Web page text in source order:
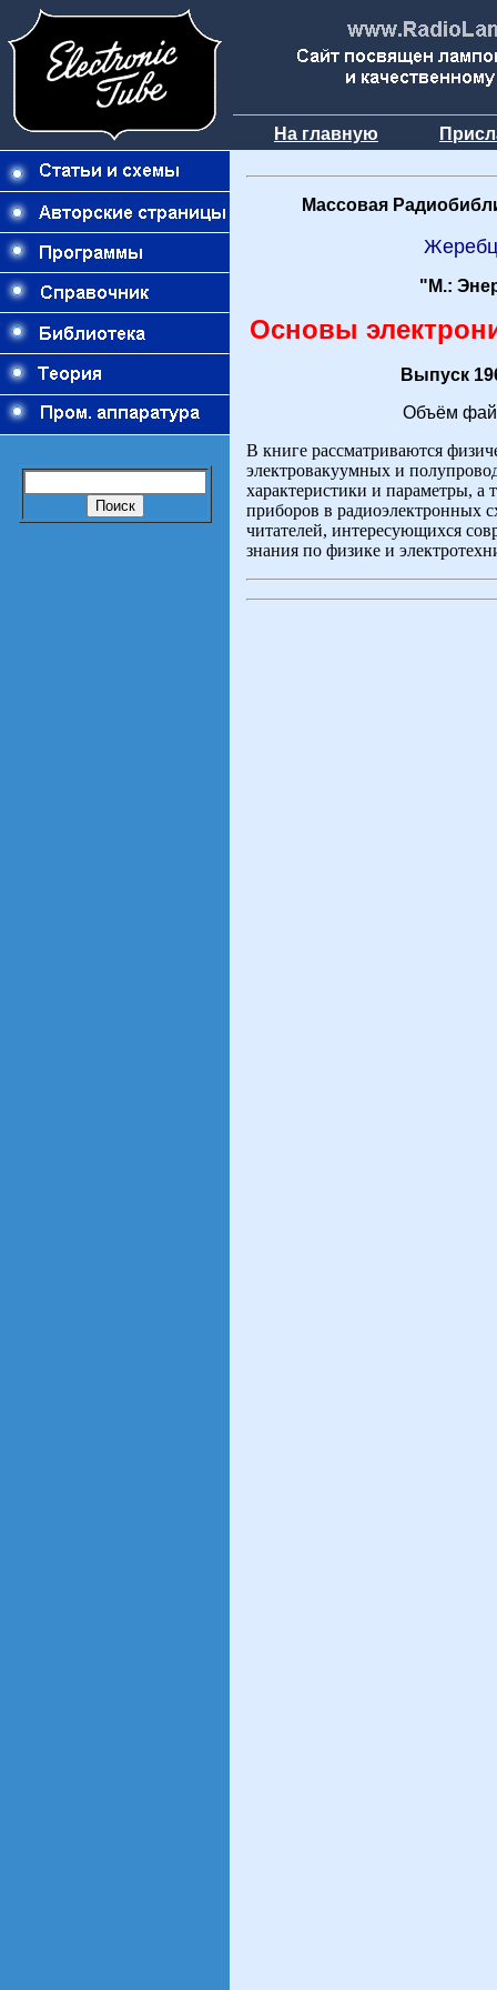
На главную
Массовая
"М.:
Основы
Выпуск
Объём
В книге рассматриваются
электровакуумных и
характеристики и параметры,
приборов в радиоэлектронных
читателей, интересующихся
знания по физике и